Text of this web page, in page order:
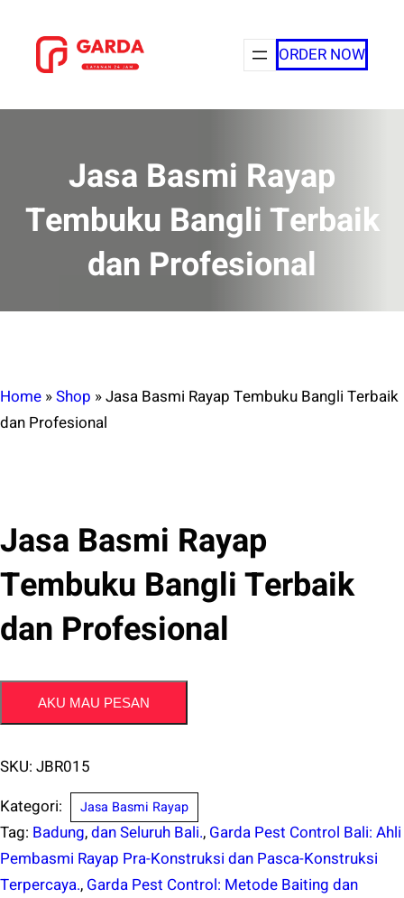
konten
ORDER NOW
Jasa Basmi Rayap
Tembuku Bangli Terbaik
dan Profesional
Home »Shop »Jasa Basmi Rayap Tembuku Bangli Terbaik
dan Profesional
Jasa Basmi Rayap
Tembuku Bangli Terbaik
dan Profesional
AKU MAU PESAN
SKU: JBR015
Kategori:
Jasa Basmi Rayap
Tag: Badung,dan Seluruh Bali., Garda Pest Control Bali: Ahli
Pembasmi Rayap Pra-Konstruksi dan Pasca-Konstruksi
Terpercaya., Garda Pest Control: Metode Baiting dan